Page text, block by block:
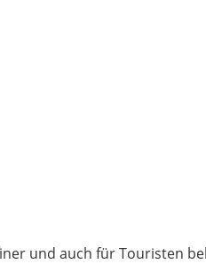
und auch für Touristen